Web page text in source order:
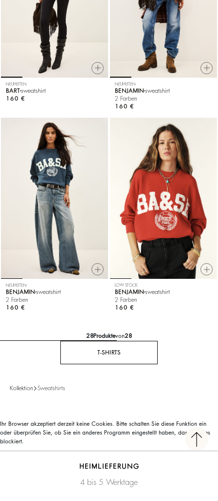
NEUHEITEN
BARTsweatshirt
160 €
NEUHEITEN
BENJAMIN sweatshirt
2 Farben
160 €
NEUHEITEN
BENJAMIN sweatshirt
2 Farben
160 €
LOW STOCK
BENJAMIN sweatshirt
2 Farben
160 €
28Produktevon28
T-SHIRTS
Kollektion Sweatshirts
Ihr Browser akzeptiert derzeit keine Cookies. Bitte schalten Sie diese Funktion ein
oder überprüfen Sie, ob Sie ein anderes Programm eingestellt haben, das Cookies
blockiert.
HEIMLIEFERUNG
4 bis 5 Werktage